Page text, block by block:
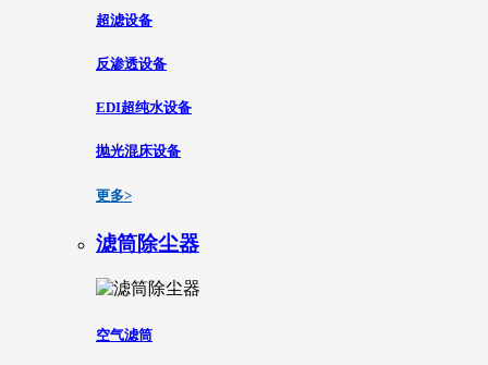
超滤设备
反渗透设备
EDI超纯水设备
抛光混床设备
更多>
滤筒除尘器
空气滤筒